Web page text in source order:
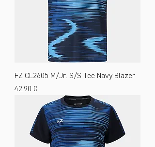
FZ CL2605 M/Jr. S/S Tee Navy Blazer
Preis
42,90 €